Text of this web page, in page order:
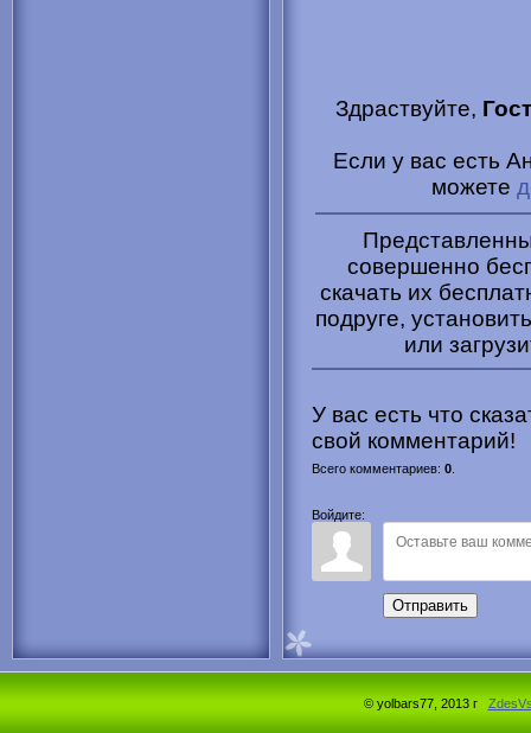
Здраствуйте,
Если у вас есть
можете
совершенно
скачать их
подруге,
или
У вас есть что
свой комментарий!
Всего комментариев: 0
Войдите:
Отправить
© yolbars77, 2013 г